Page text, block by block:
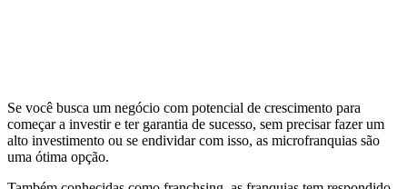
Se você busca um negócio com potencial de crescimento para
começar a investir e ter garantia de sucesso, sem precisar fazer um
alto investimento ou se endividar com isso, as microfranquias são
uma ótima opção.